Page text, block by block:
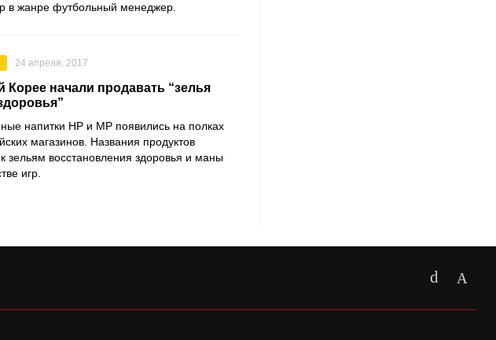
в жанре футбольный менеджер.
24 апреля, 2017
начали продавать “зелья
напитки HP и MP появились на полках
магазинов. Названия продуктов
зельям восстановления здоровья и маны
игр.